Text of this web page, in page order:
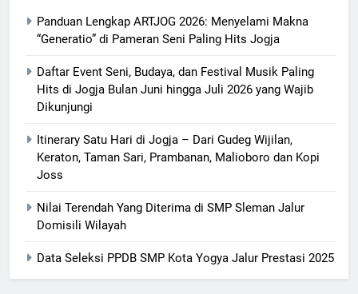
Panduan Lengkap ARTJOG 2026: Menyelami Makna
“Generatio” di Pameran Seni Paling Hits Jogja
Daftar Event Seni, Budaya, dan Festival Musik Paling
Hits di Jogja Bulan Juni hingga Juli 2026 yang Wajib
Dikunjungi
Itinerary Satu Hari di Jogja – Dari Gudeg Wijilan,
Keraton, Taman Sari, Prambanan, Malioboro dan Kopi
Joss
Nilai Terendah Yang Diterima di SMP Sleman Jalur
Domisili Wilayah
Data Seleksi PPDB SMP Kota Yogya Jalur Prestasi 2025